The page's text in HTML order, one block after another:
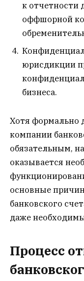
к отчетности
оффшорной
юрисдикции
бизнеса.
Хотя формально
компании
обязательным,
оказывается
основные
банковского
даже
Процесс